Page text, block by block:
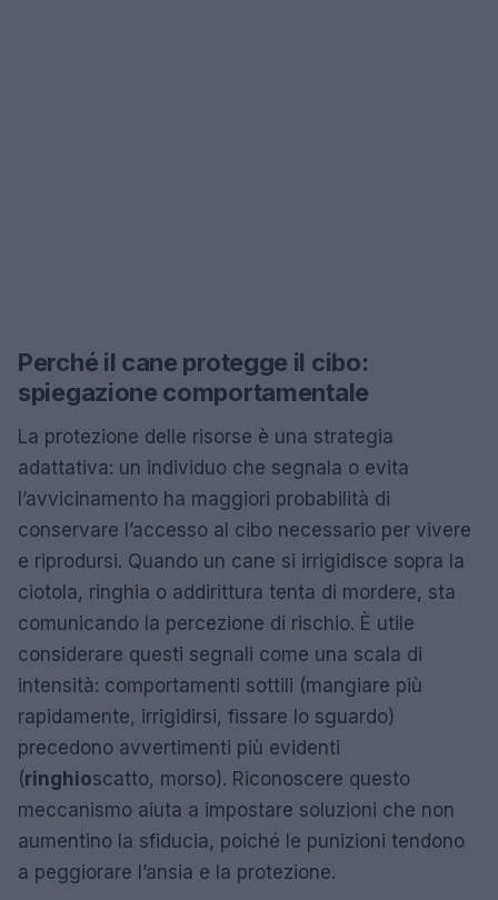
Perché il cane protegge il cibo:
spiegazione comportamentale
La protezione delle risorse è una strategia
adattativa: un individuo che segnala o evita
l’avvicinamento ha maggiori probabilità di
conservare l’accesso al cibo necessario per vivere
e riprodursi. Quando un cane si irrigidisce sopra la
ciotola, ringhia o addirittura tenta di mordere, sta
comunicando la percezione di rischio. È utile
considerare questi segnali come una scala di
intensità: comportamenti sottili (mangiare più
rapidamente, irrigidirsi, fissare lo sguardo)
precedono avvertimenti più evidenti
(ringhioscatto, morso). Riconoscere questo
meccanismo aiuta a impostare soluzioni che non
aumentino la sfiducia, poiché le punizioni tendono
a peggiorare l’ansia e la protezione.